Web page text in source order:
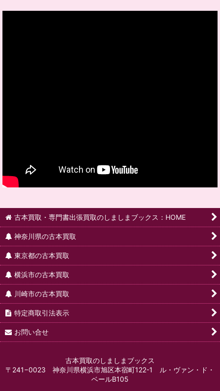
古本買取・専門書出張買取のしましまブックス：HOME
神奈川県の古本買取
東京都の古本買取
横浜市の古本買取
川崎市の古本買取
特定商取引法表示
お問い合せ
古本買取のしましまブックス
〒241−0023 神奈川県横浜市旭区本宿町122-1 ル・ヴァン・ド・
ベールB105